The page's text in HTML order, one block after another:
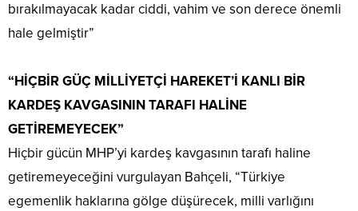
bırakılmayacak kadar ciddi, vahim ve son derece önemli
hale gelmiştir”
“HİÇBİR GÜÇ MİLLİYETÇİ HAREKET’İ KANLI BİR
KARDEŞ KAVGASININ TARAFI HALİNE
GETİREMEYECEK”
Hiçbir gücün MHP’yi kardeş kavgasının tarafı haline
getiremeyeceğini vurgulayan Bahçeli, “Türkiye
egemenlik haklarına gölge düşürecek, milli varlığını